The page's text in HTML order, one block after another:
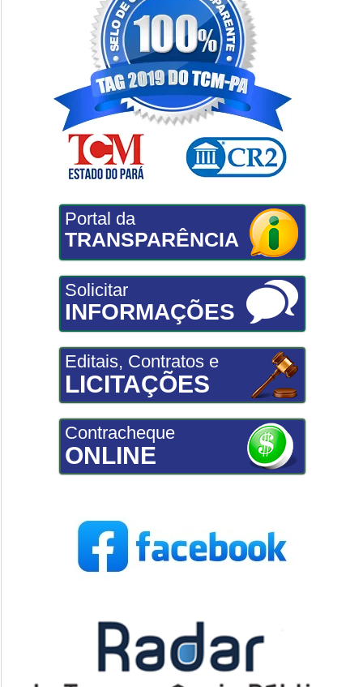
Portal da
TRANSPARÊNCIA
Solicitar
INFORMAÇÕES
Editais, Contratos e
LICITAÇÕES
Contracheque
ONLINE